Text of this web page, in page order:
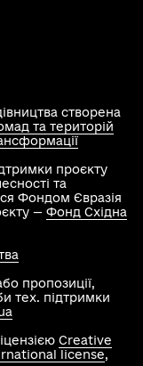
створена
та територій
проєкту
та
Фондом Євразія
— Фонд Східна
пропозиції,
тех. підтримки
Creative
license,